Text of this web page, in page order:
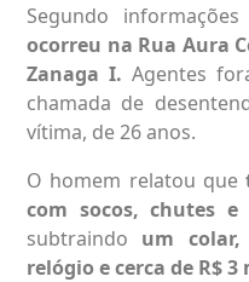
Segundo
ocorreu na Rua Aura
Zanaga I. Agentes
chamada de
vítima, de 26 anos.
O homem relatou que
com socos, chutes
subtraindo um
relógio e cerca de R$